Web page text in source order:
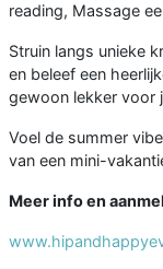
reading, Massage
Struin langs unieke
en beleef een
gewoon lekker voor
Voel de summer
van een mini-
Meer info en